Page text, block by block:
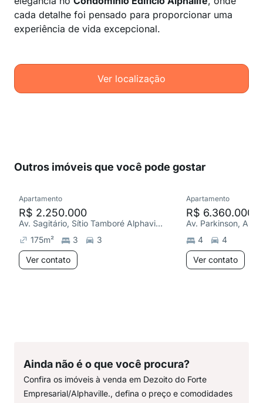
cada detalhe foi pensado para proporcionar uma
experiência de vida excepcional.
Ver localização
Outros imóveis que você pode gostar
Apartamento
R$ 2.250.000
Av. Sagitário, Sítio Tamboré Alphaville
175m² 3
3
Ver contato
Apartamento
R$ 6.360.000
Av. Parkinson,
4
4
Ver contato
Ainda não é o que você procura?
Confira os imóveis à venda em Dezoito do Forte
Empresarial/Alphaville., defina o preço e comodidades